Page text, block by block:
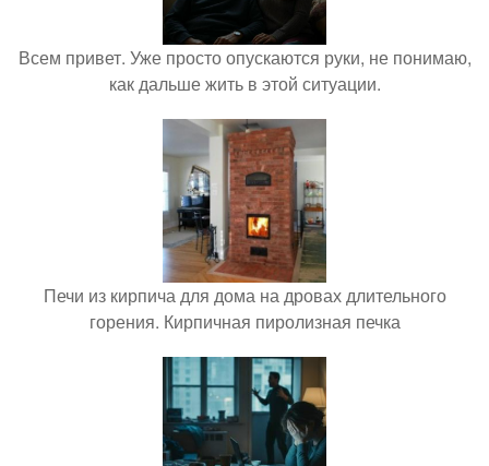
Всем привет. Уже просто опускаются руки, не понимаю,
как дальше жить в этой ситуации.
Печи из кирпича для дома на дровах длительного
горения. Кирпичная пиролизная печка